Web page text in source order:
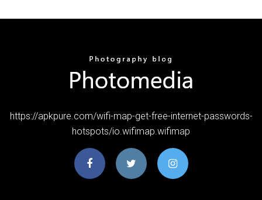
https://apkpure.com/wifi-map-get-free-internet-passwords-
hotspots/io.wifimap.wifimap